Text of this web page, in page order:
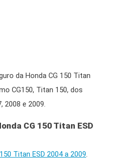
da Honda CG 150 Titan
CG150, Titan 150, dos
2008 e 2009.
CG 150 Titan ESD
Titan ESD 2004 a 2009.